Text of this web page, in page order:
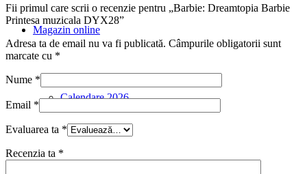
Magazin online
Calendare 2026
Fii primul care scrii o recenzie pentru „Barbie: Dreamtopia Barbie
Printesa muzicala DYX28”
Adresa ta de email nu va fi publicată. Câmpurile obligatorii sunt
marcate cu *
Nume *
Email *
Evaluarea ta *
Recenzia ta *